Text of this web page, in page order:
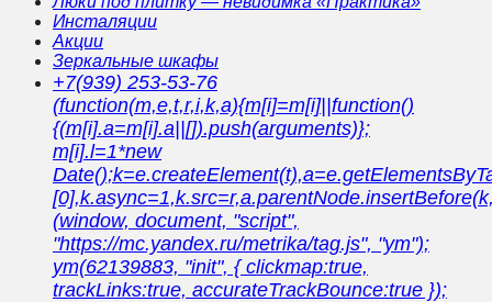
Инсталяции
Акции
Зеркальные шкафы
+7(939) 253-53-76
(function(m,e,t,r,i,k,a){m[i]=m[i]||function()
{(m[i].a=m[i].a||[]).push(arguments)};
m[i].l=1*new
(window, document, "script",
"https://mc.yandex.ru/metrika/tag.js", "ym");
ym(62139883, "init", { clickmap:true,
trackLinks:true, accurateTrackBounce:true });